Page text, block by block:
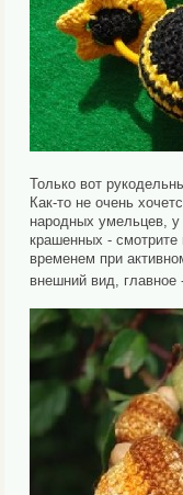
Только вот
Как-то не очень
народных умельцев, у
крашенных - смотрите
временем при
внешний вид, главное